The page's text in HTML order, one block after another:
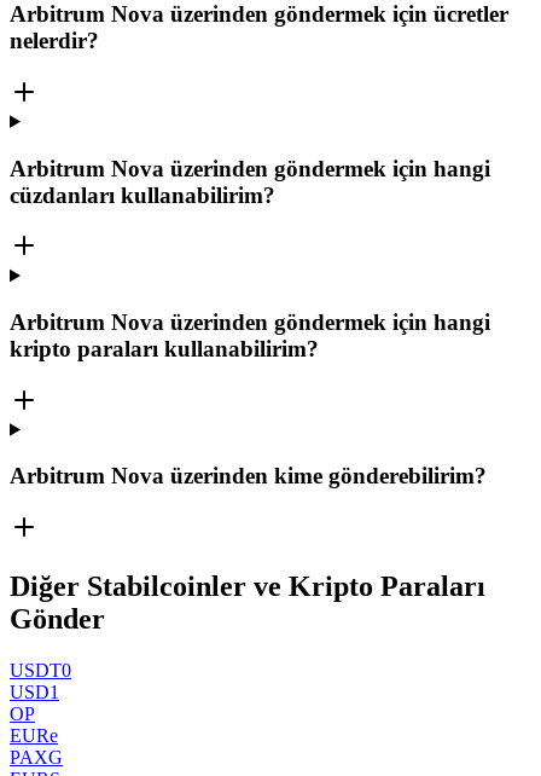
Arbitrum Nova üzerinden göndermek için ücretler
nelerdir?
Arbitrum Nova üzerinden göndermek için hangi
cüzdanları kullanabilirim?
Arbitrum Nova üzerinden göndermek için hangi
kripto paraları kullanabilirim?
Arbitrum Nova üzerinden kime gönderebilirim?
Diğer Stabilcoinler ve Kripto Paraları
Gönder
USDT0
USD1
OP
EURe
PAXG